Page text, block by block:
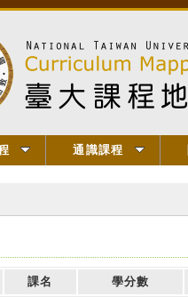
通識課程
課名 學分數